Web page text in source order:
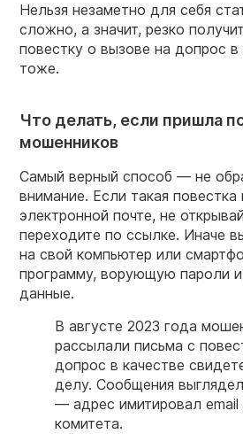
Нельзя незаметно для себя
сложно, а значит, резко
повестку о вызове на допрос
тоже.
Что делать, если пришла
мошенников
Самый верный способ — не
внимание. Если такая
электронной почте, не
переходите по ссылке. Иначе
на свой компьютер или
программу, ворующую пароли
данные.
В августе 2023 года
рассылали письма с
допрос в качестве
делу. Сообщения
— адрес имитировал email
комитета.